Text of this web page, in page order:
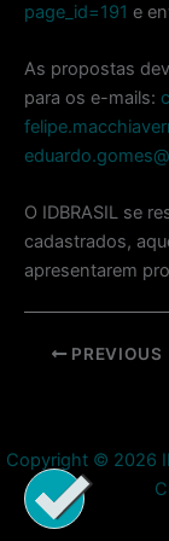
page_id=191 e
As propostas
para os e-mails:
O IDBRASIL se
cadastrados,
apresentarem
Post
PREVIOUS
Copyright © 2026